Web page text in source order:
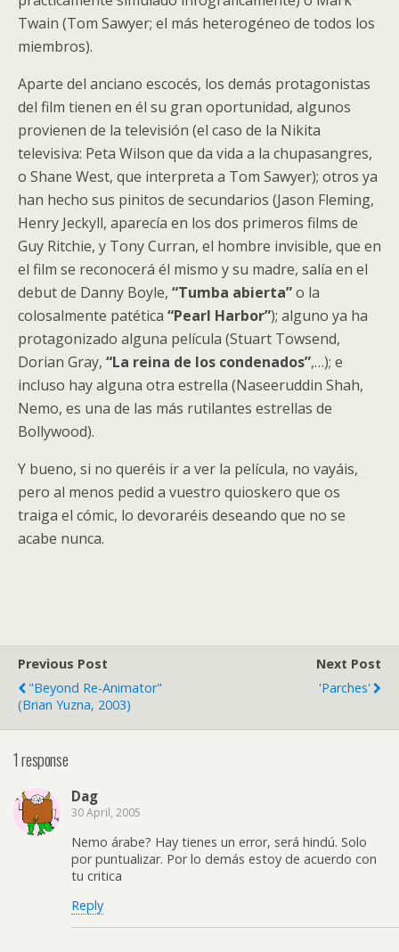
Twain (Tom Sawyer; el más heterogéneo de todos los
miembros).
Aparte del anciano escocés, los demás protagonistas
del film tienen en él su gran oportunidad, algunos
provienen de la televisión (el caso de la Nikita
televisiva: Peta Wilson que da vida a la chupasangres,
o Shane West, que interpreta a Tom Sawyer); otros ya
han hecho sus pinitos de secundarios (Jason Fleming,
Henry Jeckyll, aparecía en los dos primeros films de
Guy Ritchie, y Tony Curran, el hombre invisible, que en
el film se reconocerá él mismo y su madre, salía en el
debut de Danny Boyle, “Tumba abierta”o la
colosalmente patética “Pearl Harbor”); alguno ya ha
protagonizado alguna película (Stuart Towsend,
Dorian Gray, “La reina de los condenados”,…); e
incluso hay alguna otra estrella (Naseeruddin Shah,
Nemo, es una de las más rutilantes estrellas de
Bollywood).
Y bueno, si no queréis ir a ver la película, no vayáis,
pero al menos pedid a vuestro quioskero que os
traiga el cómic, lo devoraréis deseando que no se
acabe nunca.
Previous Post
"Beyond Re-Animator"
(Brian Yuzna, 2003)
Next Post
'Parches'
1 response
Dag
30 April, 2005
Nemo árabe? Hay tienes un error, será hindú. Solo
por puntualizar. Por lo demás estoy de acuerdo con
tu critica
Reply